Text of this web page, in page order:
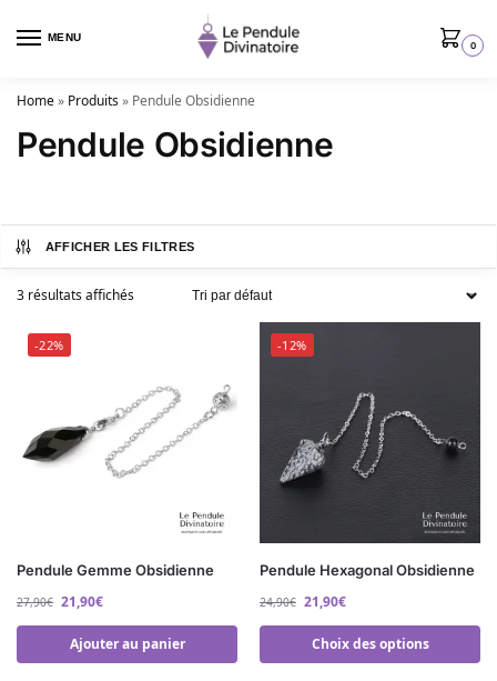
MENU
0
Home» Produits» Pendule Obsidienne
Pendule Obsidienne
AFFICHER LES FILTRES
3 résultats affichés
-22%
Pendule Gemme Obsidienne
27,90€ 21,90€
Ajouter au panier
-12%
Pendule Hexagonal Obsidienne
24,90€ 21,90€
Choix des options